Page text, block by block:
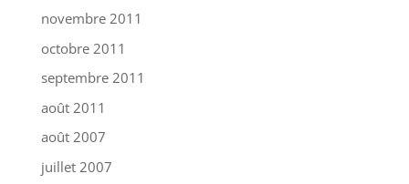
novembre 2011
octobre 2011
septembre 2011
août 2011
août 2007
juillet 2007